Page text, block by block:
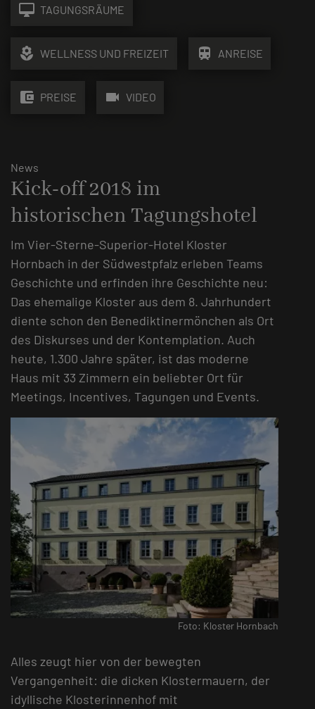
desktop_mac TAGUNGSRÄUME
local_florist WELLNESS UND FREIZEIT train ANREISE
account_balance_wallet PREISE videocam VIDEO
News
Kick-off 2018 im
historischen Tagungshotel
Im Vier-Sterne-Superior-Hotel Kloster
Hornbach in der Südwestpfalz erleben Teams
Geschichte und erfinden ihre Geschichte neu:
Das ehemalige Kloster aus dem 8. Jahrhundert
diente schon den Benediktinermönchen als Ort
des Diskurses und der Kontemplation. Auch
heute, 1.300 Jahre später, ist das moderne
Haus mit 33 Zimmern ein beliebter Ort für
Meetings, Incentives, Tagungen und Events.
Foto: Kloster Hornbach
Alles zeugt hier von der bewegten
Vergangenheit: die dicken Klostermauern, der
idyllische Klosterinnenhof mit